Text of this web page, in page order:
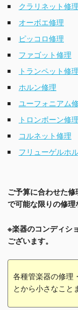
クラリネット修理
オーボエ修理
ピッコロ修理
ファゴット修理
トランペット修理
ホルン修理
ユーフォニアム
トロンボーン修理
コルネット修理
フリューゲルホ
ご予算に合わせた
で可能な限りの修理
※楽器のコンディシ
ございます。
各種管楽器の修理
とから小さなこと